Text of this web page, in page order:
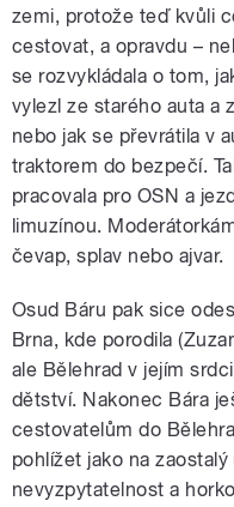
zemi, protože teď kvůli
cestovat, a opravdu –
se rozvykládala o tom,
vylezl ze starého auta a
nebo jak se převrátila v
traktorem do bezpečí.
pracovala pro OSN a
limuzínou.
čevap, splav nebo ajvar.
Osud Báru pak sice
Brna, kde porodila
ale Bělehrad v jejím
dětství. Nakonec Bára
cestovatelům do
pohlížet jako na
nevyzpytatelnost a